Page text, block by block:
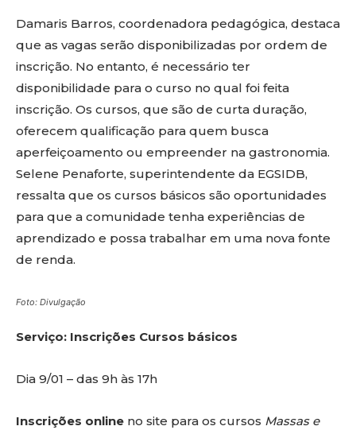
Damaris Barros, coordenadora pedagógica, destaca
que as vagas serão disponibilizadas por ordem de
inscrição. No entanto, é necessário ter
disponibilidade para o curso no qual foi feita
inscrição. Os cursos, que são de curta duração,
oferecem qualificação para quem busca
aperfeiçoamento ou empreender na gastronomia.
Selene Penaforte, superintendente da EGSIDB,
ressalta que os cursos básicos são oportunidades
para que a comunidade tenha experiências de
aprendizado e possa trabalhar em uma nova fonte
de renda.
Foto: Divulgação
Serviço: Inscrições Cursos básicos
Dia 9/01 – das 9h às 17h
Inscrições online no site para os cursos Massas e